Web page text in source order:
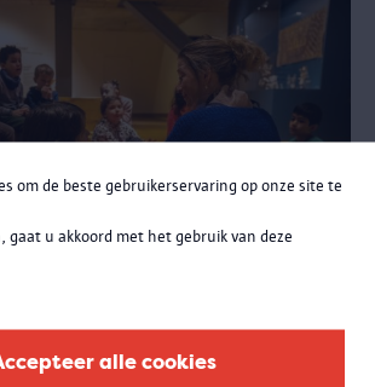
om de beste gebruikerservaring op onze site te
gaat u akkoord met het gebruik van deze
alle cookies
het 2e tot en met 6e leerjaar